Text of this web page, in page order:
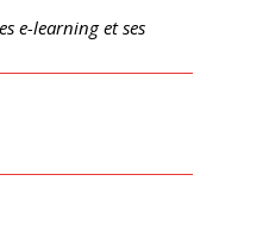
e-learning et ses